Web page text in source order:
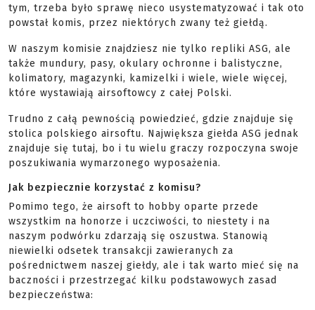
tym, trzeba było sprawę nieco usystematyzować i tak oto
powstał komis, przez niektórych zwany też giełdą.
W naszym komisie znajdziesz nie tylko repliki ASG, ale
także mundury, pasy, okulary ochronne i balistyczne,
kolimatory, magazynki, kamizelki i wiele, wiele więcej,
które wystawiają airsoftowcy z całej Polski.
Trudno z całą pewnością powiedzieć, gdzie znajduje się
stolica polskiego airsoftu. Największa giełda ASG jednak
znajduje się tutaj, bo i tu wielu graczy rozpoczyna swoje
poszukiwania wymarzonego wyposażenia.
Jak bezpiecznie korzystać z komisu?
Pomimo tego, że airsoft to hobby oparte przede
wszystkim na honorze i uczciwości, to niestety i na
naszym podwórku zdarzają się oszustwa. Stanowią
niewielki odsetek transakcji zawieranych za
pośrednictwem naszej giełdy, ale i tak warto mieć się na
baczności i przestrzegać kilku podstawowych zasad
bezpieczeństwa: